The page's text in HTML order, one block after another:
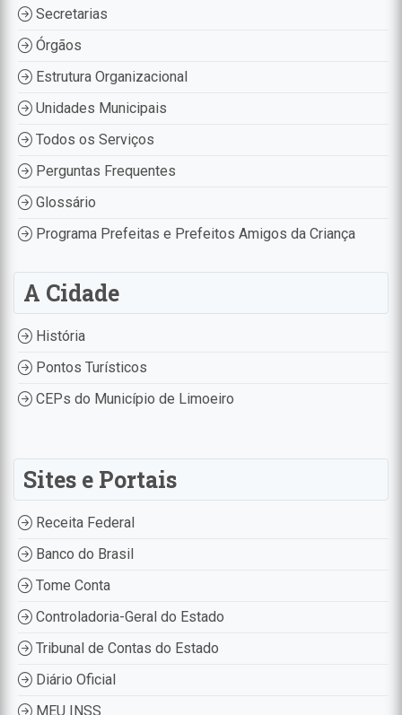
Secretarias
Órgãos
Estrutura Organizacional
Unidades Municipais
Todos os Serviços
Perguntas Frequentes
Glossário
Programa Prefeitas e Prefeitos Amigos da Criança
A Cidade
História
Pontos Turísticos
CEPs do Município de Limoeiro
Sites e Portais
Receita Federal
Banco do Brasil
Tome Conta
Controladoria-Geral do Estado
Tribunal de Contas do Estado
Diário Oficial
MEU INSS